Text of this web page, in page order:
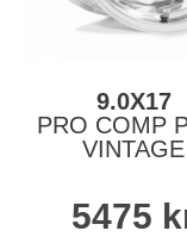
9.0X17
PRO COMP
VINTAGE
5475